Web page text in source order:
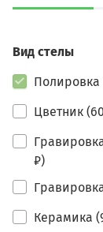
Вид стелы
Полировка
Цветник
₽)
Керамика